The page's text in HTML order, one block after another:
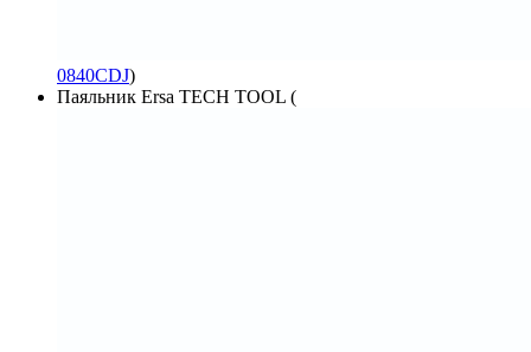
0840CDJ)
Паяльник Ersa TECH TOOL (